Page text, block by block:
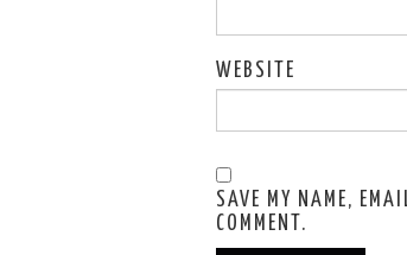
WEBSITE
SAVE MY NAME,
COMMENT.